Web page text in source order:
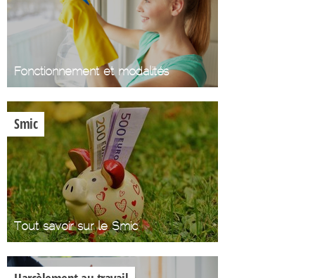
Fonctionnement et modalités
Smic
Tout savoir sur le Smic